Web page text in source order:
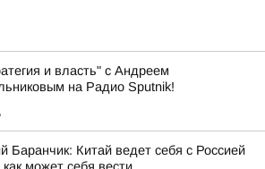
и власть" с Андреем
на Радио Sputnik!
Баранчик: Китай ведет себя с Россией